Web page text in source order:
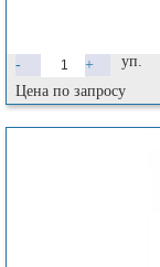
- +
уп.
Цена по запросу